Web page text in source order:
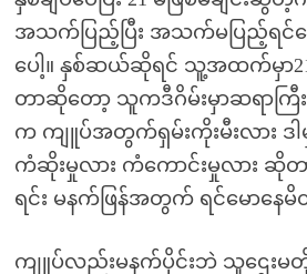
အသက်ပြည့်ပြီး အသက်မပြည့်ရင်တ
ပေါ့။ နှစ်ဆယ်ဆိုရင် သူ့အထက်မှာ
တာဆိုတော့ သူကဒီဂိမ်းမှာဆရာကြီ
က ကျူပ်အတွက်ရှမ်းကိုးမီးလား ဒါ
ကံဆိုးမှုလား ကံကောင်းမှုလား
ရင်း မနက်ဖြန်အတွက် ရင်မောနေမိ
ကျူပ်လည်းမနက်ပိုင်းဘဲ သူဌေး